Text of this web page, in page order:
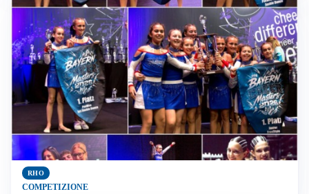
RHO
COMPETIZIONE